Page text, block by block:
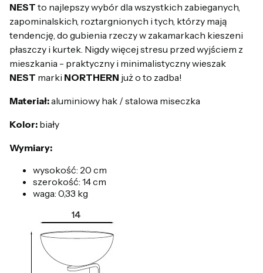
NEST to najlepszy wybór dla wszystkich zabieganych,
zapominalskich, roztargnionych i tych, którzy mają
tendencję, do gubienia rzeczy w zakamarkach kieszeni
płaszczy i kurtek. Nigdy więcej stresu przed wyjściem z
mieszkania - praktyczny i minimalistyczny wieszak
NEST marki NORTHERN już o to zadba!
Materiał:aluminiowy hak / stalowa miseczka
Kolor: biały
Wymiary:
wysokość: 20 cm
szerokość: 14 cm
waga: 0,33 kg